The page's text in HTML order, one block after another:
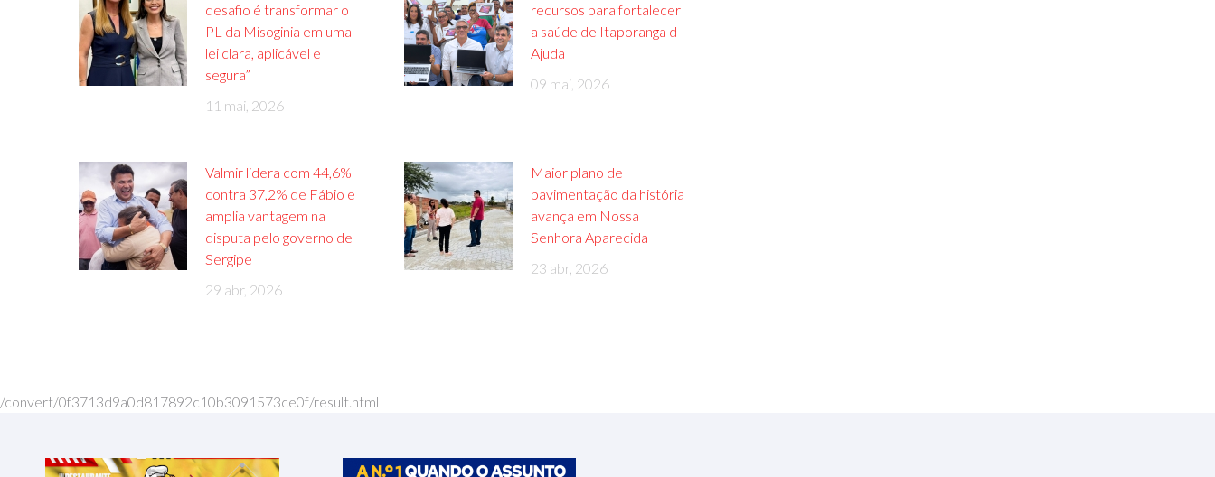
desafio é transformar o
PL da Misoginia em uma
lei clara, aplicável e
segura”
11 mai, 2026
recursos para fortalecer
a saúde de Itaporanga d
Ajuda
09 mai, 2026
Valmir lidera com 44,6%
contra 37,2% de Fábio e
amplia vantagem na
disputa pelo governo de
Sergipe
29 abr, 2026
Maior plano de
pavimentação da história
avança em Nossa
Senhora Aparecida
23 abr, 2026
/convert/0f3713d9a0d817892c10b3091573ce0f/result.html